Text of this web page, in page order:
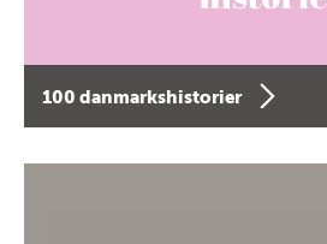
100 danmarkshistorier